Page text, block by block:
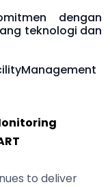
dengan
teknologi dan
to deliver